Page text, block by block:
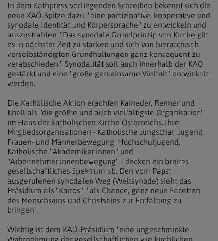
In dem Kathpress vorliegenden Schreiben bekennt sich die
neue KAÖ-Spitze dazu, "eine partizipative, kooperative und
synodale Identität und Körpersprache" zu entwickeln und
auszustrahlen. "Das synodale Grundprinzip von Kirche gilt
es in nächster Zeit zu stärken und sich von hierarchisch
verselbständigten Grundhaltungen ganz konsequent zu
verabschieden." Synodalität soll auch innerhalb der KAÖ
gestärkt und eine "große gemeinsame Vielfalt" entwickelt
werden.
Die Katholische Aktion erachten Kaineder, Renner und
Knell als "die größte und auch vielfältigste Organisation"
im Haus der katholischen Kirche Österreichs. Ihre
Mitgliedsorganisationen - Katholische Jungschar, Jugend,
Frauen- und Männerbewegung, Hochschuljugend,
Katholische "Akademiker:innen" und
"Arbeitnehmer:innenbewegung" - decken ein breites
gesellschaftliches Spektrum ab. Den vom Papst
ausgerufenen synodalen Weg (Weltsynode) sieht das
Präsidium als "Kairos", "als Chance, ganz neue Facetten
des Menschseins und Christseins zur Entfaltung zu
bringen".
Wichtig ist dem KAÖ-Präsidium "eine ungeschminkte
Wahrnehmung der gesellschaftlichen wie kirchlichen